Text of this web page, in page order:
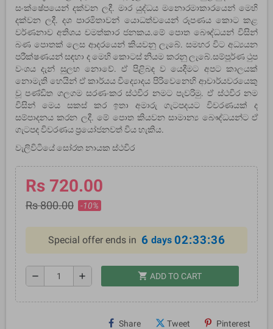
සංක්ෂේපයෙන් දක්වන ලදී. මාර යුද්ධය මනොරමාකාරයෙන් මෙහි
දක්වන ලදී. දශ පාරමිතාවන් යොධත්වයෙන් රූපණය කොට කළ
වර්ණනාව අතිශය චමත්කාර ජනකය.මේ පොත බෞද්ධයන් විසින්
බණ පොතක් ලෙස ආදරයෙන් කියවනු ලැබේ. සමහර විට අධ්‍යයන
පරීක්ෂණයන් සඳහා ද මෙහි කොටස් නියම කරනු ලැබේ.සම්පූර්ණ ථුප
වංශය දැන් සුලභ නොවේ. ඒ පිළිබඳ ව යෙදීමට අපට කාලයක්
නොමැති හෙයින් ඒ කාර්යය විද්‍යොදය පිරිවෙනෙහි ආචාර්යවරයෙකු
වූ පණ්ඩිත ගලගම සරණංකර ස්ථවිර නමට පැවරිමු. ඒ ස්ථවිර නම
විසින් මෙය සකස් කර ඉතා අමාරු ගැටපදයට විවරණයක් ද
සම්පාදනය කරන ලදී. මේ පොත කියවන සාමාන්‍ය බෞද්ධයන්ට ඒ
ගැටපද විවරණය ප්‍රයෝජනවත් විය හැකිය.
වැලිවිටියේ සෝරත නායක ස්ථවිර
Rs 720.00
Rs 800.00 -10%
Special offer ends in 6 days 02:33:36
remove add shopping_cart ADD TO CART
Share Tweet Pinterest